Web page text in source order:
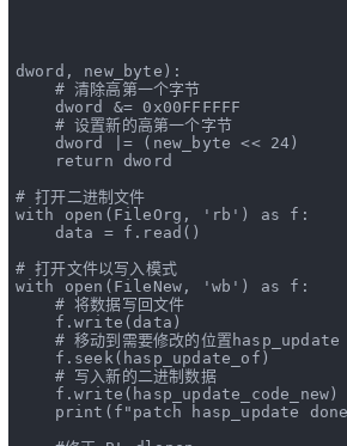
dword, new_byte ):
# 清除高第一个字节
    dword &=
0x00FFFFFF
# 设置新的高第一个字节
    dword |= (new_byte <<
24)
return dword
# 打开二进制文件
with
open (FileOrg, 'rb' ) as f:
    data = f.read()
# 打开文件以写入模式
with
open (FileNew, 'wb' ) as f:
# 将数据写回文件
    f.write(data)
# 移动到需要修改的位置hasp_update
    f.seek(hasp_update_of)
# 写入新的二进制数据
    f.write(hasp_update_code_new)
print ( f"patch hasp_update